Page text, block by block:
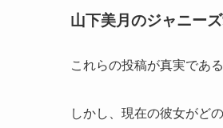
山下美月のジャニー
これらの投稿が真実であ
しかし、現在の彼女がど